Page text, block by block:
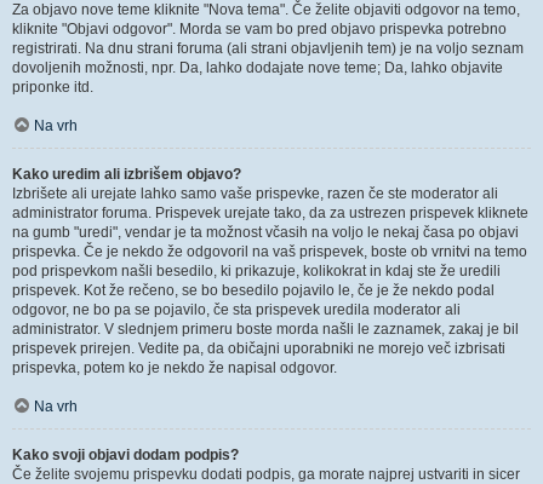
Za objavo nove teme kliknite "Nova tema". Če želite objaviti odgovor na temo,
kliknite "Objavi odgovor". Morda se vam bo pred objavo prispevka potrebno
registrirati. Na dnu strani foruma (ali strani objavljenih tem) je na voljo seznam
dovoljenih možnosti, npr. Da, lahko dodajate nove teme; Da, lahko objavite
priponke itd.
Na vrh
Kako uredim ali izbrišem objavo?
Izbrišete ali urejate lahko samo vaše prispevke, razen če ste moderator ali
administrator foruma. Prispevek urejate tako, da za ustrezen prispevek kliknete
na gumb "uredi", vendar je ta možnost včasih na voljo le nekaj časa po objavi
prispevka. Če je nekdo že odgovoril na vaš prispevek, boste ob vrnitvi na temo
pod prispevkom našli besedilo, ki prikazuje, kolikokrat in kdaj ste že uredili
prispevek. Kot že rečeno, se bo besedilo pojavilo le, če je že nekdo podal
odgovor, ne bo pa se pojavilo, če sta prispevek uredila moderator ali
administrator. V slednjem primeru boste morda našli le zaznamek, zakaj je bil
prispevek prirejen. Vedite pa, da običajni uporabniki ne morejo več izbrisati
prispevka, potem ko je nekdo že napisal odgovor.
Na vrh
Kako svoji objavi dodam podpis?
Če želite svojemu prispevku dodati podpis, ga morate najprej ustvariti in sicer